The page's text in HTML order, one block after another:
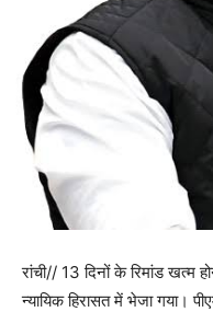
रांची// 13 दिनों के रिमांड खत्म
न्यायिक हिरासत में भेजा गया।